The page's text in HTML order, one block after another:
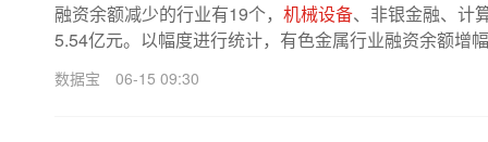
融资余额减少的行业有19个， 机械设备、非银金融、计
5.54亿元。以幅度进行统计，有色金属行业融资余额增
数据宝 06-15 09:30